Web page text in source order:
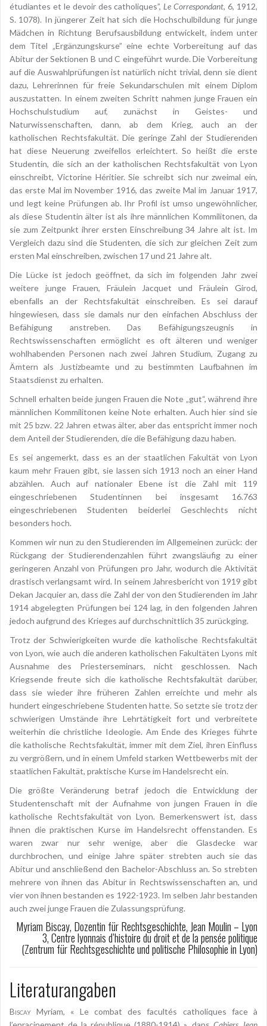
étudiantes et le devoir des catholiques”, Le Correspondant, 6, 1912,
S. 1078). In jüngerer Zeit hat sich die Hochschulbildung für junge
Mädchen in Richtung Berufsausbildung entwickelt, indem unter
dem Titel „Ergänzungskurse” eine echte Vorbereitung auf das
Abitur der Sektionen B und C eingeführt wurde. Die Vorbereitung
auf die Auswahlprüfungen ist natürlich nicht trivial, denn sie dient
dazu, Lehrerinnen für freie Sekundarschulen mit einem Diplom
auszustatten. In einem zweiten Schritt nahmen junge Frauen ein
Hochschulstudium auf, zunächst in Geistes- und
Naturwissenschaften, dann, ab dem Krieg, auch an der
katholischen Rechtsfakultät. Die geringe Zahl der Studierenden
hat diese Neuerung zweifellos erleichtert. So heißt die erste
Studentin, die sich an der katholischen Rechtsfakultät von Lyon
einschreibt, Victorine Héritier. Sie schreibt sich nur zweimal ein,
das erste Mal im November 1916, das zweite Mal im Januar 1917,
und legt keine Prüfungen ab. Ihr Profil ist umso ungewöhnlicher,
als diese Studentin älter ist als ihre männlichen Kommilitonen, da
sie zum Zeitpunkt ihrer ersten Einschreibung 34 Jahre alt ist. Im
Vergleich dazu sind die Studenten, die sich zur gleichen Zeit zum
ersten Mal einschreiben, zwischen 17 und 21 Jahre alt.
Die Lücke ist jedoch geöffnet, da sich im folgenden Jahr zwei
weitere junge Frauen, Fräulein Jacquet und Fräulein Girod,
ebenfalls an der Rechtsfakultät einschreiben. Es sei darauf
hingewiesen, dass sie damals nur den einfachen Abschluss der
Befähigung anstreben. Das Befähigungszeugnis in
Rechtswissenschaften ermöglicht es oft älteren und weniger
wohlhabenden Personen nach zwei Jahren Studium, Zugang zu
Ämtern als Justizbeamte und zu bestimmten Laufbahnen im
Staatsdienst zu erhalten.
Schnell erhalten beide jungen Frauen die Note „gut“, während ihre
männlichen Kommilitonen keine Note erhalten. Auch hier sind sie
mit 25 bzw. 22 Jahren etwas älter, aber das entspricht immer noch
dem Anteil der Studierenden, die die Befähigung dazu haben.
Es sei angemerkt, dass es an der staatlichen Fakultät von Lyon
kaum mehr Frauen gibt, sie lassen sich 1913 noch an einer Hand
abzählen. Auch auf nationaler Ebene ist die Zahl mit 119
eingeschriebenen Studentinnen bei insgesamt 16.763
eingeschriebenen Studenten beiderlei Geschlechts nicht
besonders hoch.
Kommen wir nun zu den Studierenden im Allgemeinen zurück: der
Rückgang der Studierendenzahlen führt zwangsläufig zu einer
geringeren Anzahl von Prüfungen pro Jahr, wodurch die Aktivität
drastisch verlangsamt wird. In seinem Jahresbericht von 1919 gibt
Dekan Jacquier an, dass die Zahl der von den Studierenden im Jahr
1914 abgelegten Prüfungen bei 124 lag, in den folgenden Jahren
jedoch aufgrund des Krieges auf durchschnittlich 35 zurückging.
Trotz der Schwierigkeiten wurde die katholische Rechtsfakultät
von Lyon, wie auch die anderen katholischen Fakultäten Lyons mit
Ausnahme des Priesterseminars, nicht geschlossen. Nach
Kriegsende freute sich die katholische Rechtsfakultät darüber,
dass sie wieder ihre früheren Zahlen erreichte und mehr als
hundert eingeschriebene Studenten hatte. So setzte sie trotz der
schwierigen Umstände ihre Lehrtätigkeit fort und verbreitete
weiterhin die christliche Ideologie. Am Ende des Krieges führte
die katholische Rechtsfakultät, immer mit dem Ziel, ihren Einfluss
zu vergrößern, und in einem Umfeld starken Wettbewerbs mit der
staatlichen Fakultät, praktische Kurse im Handelsrecht ein.
Die größte Veränderung betraf jedoch die Entwicklung der
Studentenschaft mit der Aufnahme von jungen Frauen in die
katholische Rechtsfakultät von Lyon. Bemerkenswert ist, dass
ihnen die praktischen Kurse im Handelsrecht offenstanden. Es
waren zwar nur sehr wenige, aber die Glasdecke war
durchbrochen, und einige Jahre später strebten auch sie das
Abitur und anschließend den Bachelor-Abschluss an. So strebten
mehrere von ihnen das Abitur in Rechtswissenschaften an, und
vier von ihnen bestanden es 1922-1923. Im selben Jahr bestanden
auch zwei junge Frauen die Zulassungsprüfung.
Myriam Biscay, Dozentin für Rechtsgeschichte, Jean Moulin – Lyon
3, Centre lyonnais d’histoire du droit et de la pensée politique
(Zentrum für Rechtsgeschichte und politische Philosophie in Lyon)
Literaturangaben
Biscay Myriam, « Le combat des facultés catholiques face à